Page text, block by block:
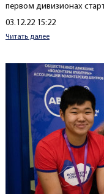
первом дивизионах
Создано
03.12.22 15:22
Читать далее